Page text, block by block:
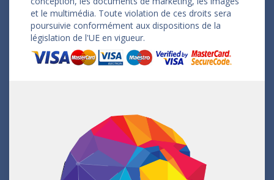
et le multimédia. Toute violation de ces droits sera
poursuivie conformément aux dispositions de la
législation de l'UE en vigueur.